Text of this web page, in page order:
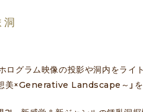
洞
ログラム映像の投影や洞内をライ
美×Generative Landscape～」を